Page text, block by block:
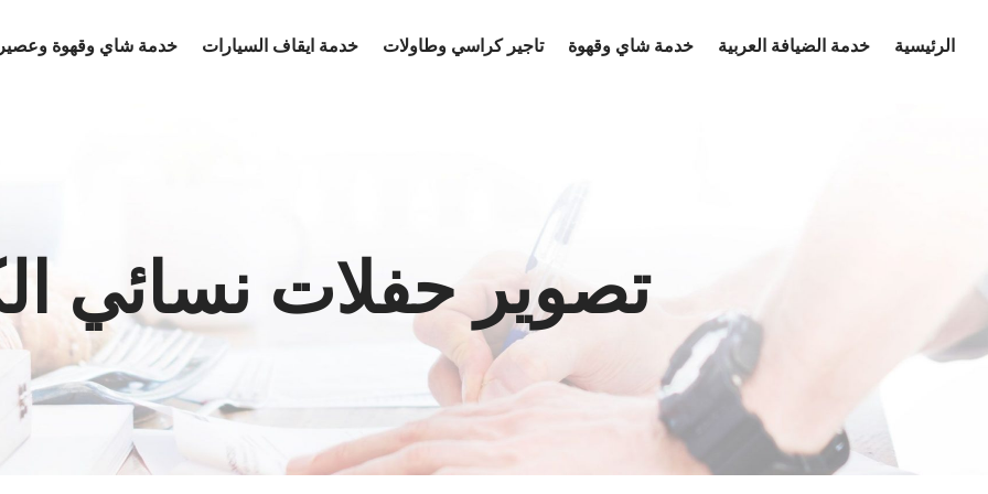
الرئيسية خدمة الضيافة العربية خدمة شاي وقهوة تاجير كراسي وطاولات خدمة ايقاف السيارات خدمة شاي وقهوة
تصوير حفلات نسائي